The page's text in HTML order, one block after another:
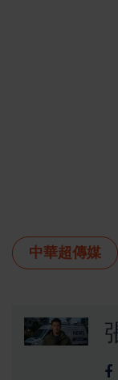
中華超傳媒